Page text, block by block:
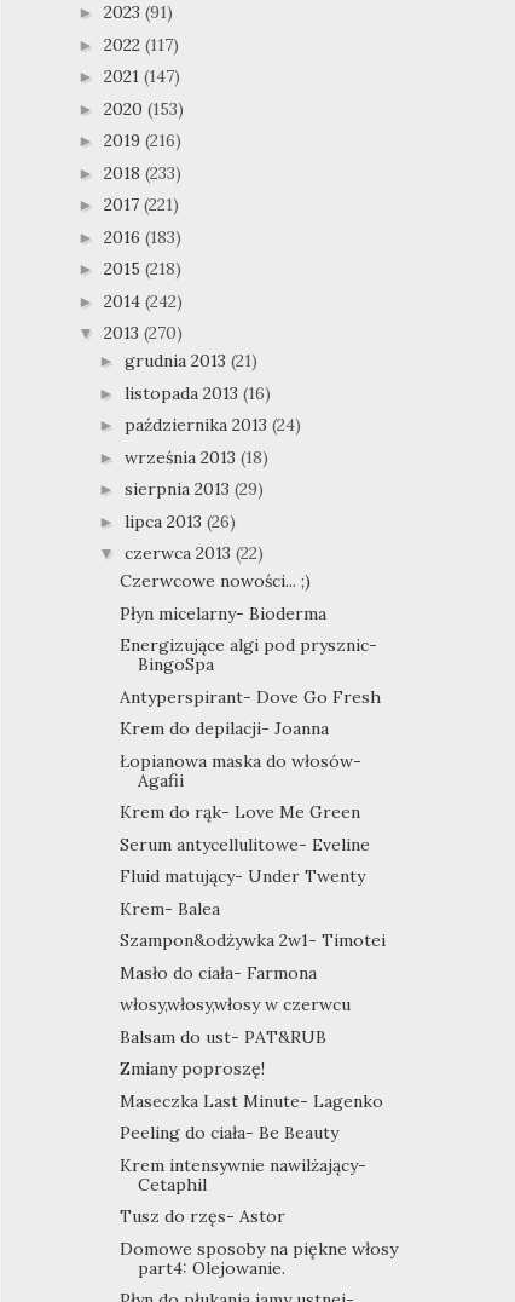
► 2023 (91)
► 2022 (117)
► 2021 (147)
► 2020 (153)
► 2019 (216)
► 2018 (233)
► 2017 (221)
► 2016 (183)
► 2015 (218)
► 2014 (242)
▼ 2013 (270)
► grudnia 2013 (21)
► listopada 2013 (16)
► października 2013 (24)
► września 2013 (18)
► sierpnia 2013 (29)
► lipca 2013 (26)
▼ czerwca 2013 (22)
Czerwcowe nowości... ;)
Płyn micelarny- Bioderma
Energizujące algi pod prysznic-
BingoSpa
Antyperspirant- Dove Go Fresh
Krem do depilacji- Joanna
Łopianowa maska do włosów-
Agafii
Krem do rąk- Love Me Green
Serum antycellulitowe- Eveline
Fluid matujący- Under Twenty
Krem- Balea
Szampon&odżywka 2w1- Timotei
Masło do ciała- Farmona
włosy,włosy,włosy w czerwcu
Balsam do ust- PAT&RUB
Zmiany poproszę!
Maseczka Last Minute- Lagenko
Peeling do ciała- Be Beauty
Krem intensywnie nawilżający-
Cetaphil
Tusz do rzęs- Astor
Domowe sposoby na piękne włosy
part4: Olejowanie.